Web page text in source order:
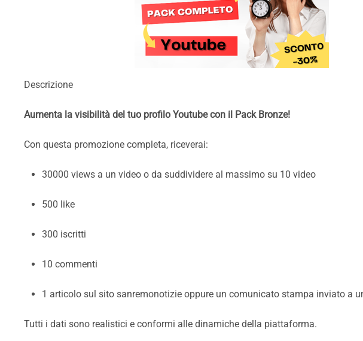
Descrizione
Aumenta la visibilità del tuo profilo Youtube con il Pack Bronze!
Con questa promozione completa, riceverai:
30000 views a un video o da suddividere al massimo su 10 video
500 like
300 iscritti
10 commenti
1 articolo sul sito sanremonotizie oppure un comunicato stampa inviato a
Tutti i dati sono realistici e conformi alle dinamiche della piattaforma.